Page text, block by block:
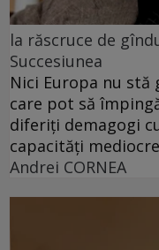
la răscruce de
Succesiunea
Nici Europa nu stă
care pot să
diferiți demagogi
capacități
Andrei CORNEA